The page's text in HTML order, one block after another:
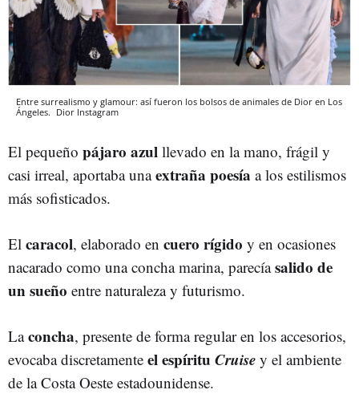
Entre surrealismo y glamour: así fueron los bolsos de animales de Dior en Los
Ángeles. Dior Instagram
El pequeño pájaro azul llevado en la mano, frágil y
casi irreal, aportaba unaextraña poesía a los estilismos
más sofisticados.
El caracol, elaborado en cuero rígido y en ocasiones
nacarado como una concha marina, parecíasalido de
un sueño entre naturaleza y futurismo.
Laconcha, presente de forma regular en los accesorios,
evocaba discretamente el espíritu Cruise y el ambiente
de la Costa Oeste estadounidense.